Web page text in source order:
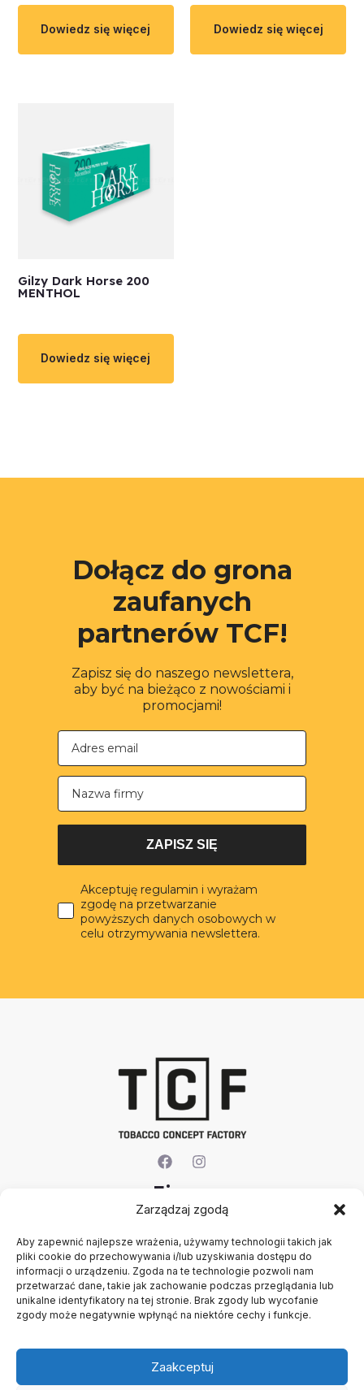
Zarządzaj zgodą
Aby zapewnić najlepsze wrażenia, używamy technologii takich jak
pliki cookie do przechowywania i/lub uzyskiwania dostępu do
informacji o urządzeniu. Zgoda na te technologie pozwoli nam
przetwarzać dane, takie jak zachowanie podczas przeglądania lub
unikalne identyfikatory na tej stronie. Brak zgody lub wycofanie
zgody może negatywnie wpłynąć na niektóre cechy i funkcje.
Zaakceptuj
Dowiedz się więcej Dowiedz się więcej
Gilzy Dark Horse 200
MENTHOL
Dowiedz się więcej
Dołącz do grona
zaufanych
partnerów TCF!
Zapisz się do naszego newslettera,
aby być na bieżąco z nowościami i
promocjami!
Nazwa firmy
ZAPISZ SIĘ
Akceptuję regulamin i wyrażam
zgodę na przetwarzanie
powyższych danych osobowych w
celu otrzymywania newslettera.
Firma
Kontakt
Rejestracja firmy
Konto
Polityka prywatności
Regulamin